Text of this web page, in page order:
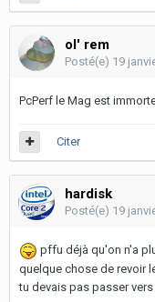
ol' rem
Posté(e) 19
PcPerf le Mag est
Citer
hardisk
Posté(e) 19
pffu déjà qu'on n'a
quelque chose de revoir
tu devais pas passer